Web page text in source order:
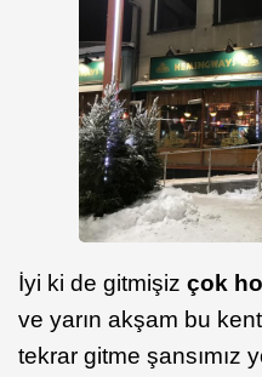
İyi ki de gitmişiz çok
ve yarın akşam bu
tekrar gitme şansımız